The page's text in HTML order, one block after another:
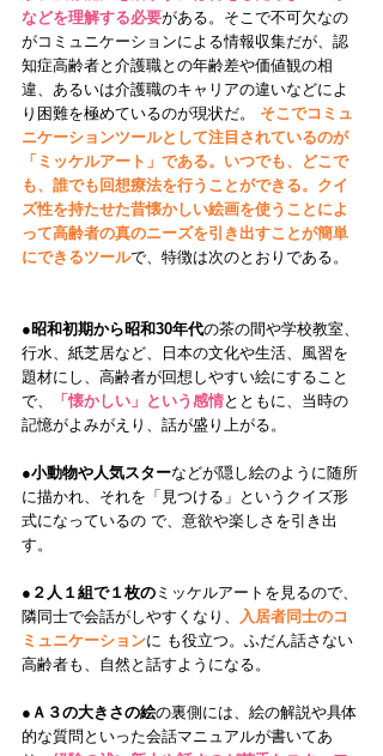
などを理解する必要がある。そこで不可欠なの
がコミュニケーションによる情報収集だが、認
知症高齢者と介護職との年齢差や価値観の相
違、あるいは介護職のキャリアの違いなどによ
り困難を極めているのが現状だ。 そこでコミュ
ニケーションツールとして注目されているのが
「ミッケルアート」である。いつでも、どこで
も、誰でも回想療法を行うことができる。クイ
ズ性を持たせた昔懐かしい絵画を使うことによ
って高齢者の真のニーズを引き出すことが簡単
にできるツールで、特徴は次のとおりである。
●昭和初期から昭和30年代の茶の間や学校教室、
行水、紙芝居など、日本の文化や生活、風習を
題材にし、高齢者が回想しやすい絵にすること
で、
「懐かしい」という感情とともに、当時の
記憶がよみがえり、話が盛り上がる。
●小動物や人気スターなどが隠し絵のように随所
に描かれ、それを「見つける」というクイズ形
式になっているの で、意欲や楽しさを引き出
す。
● ２人１組で１枚の ミッケルアートを見るので、
隣同士で会話がしやすくなり、 入居者同士のコ
ミュニケーションに も役立つ。ふだん話さない
高齢者も、自然と話すようになる。
● Ａ３の大きさの絵の裏側には、絵の解説や具体
的な質問といった会話マニュアルが書いてあ